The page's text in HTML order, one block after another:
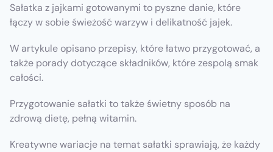
Sałatka z jajkami gotowanymi to pyszne danie, które
łączy w sobie świeżość warzyw i delikatność jajek.
W artykule opisano przepisy, które łatwo przygotować, a
także porady dotyczące składników, które zespolą smak
całości.
Przygotowanie sałatki to także świetny sposób na
zdrową dietę, pełną witamin.
Kreatywne wariacje na temat sałatki sprawiają, że każdy